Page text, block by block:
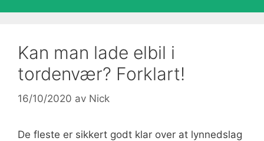
Kan man lade elbil i
tordenvær? Forklart!
16/10/2020 av Nick
De fleste er sikkert godt klar over at lynnedslag